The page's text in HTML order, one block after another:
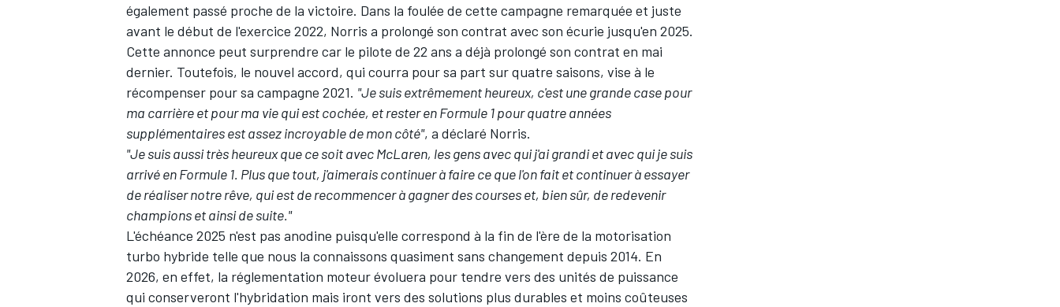
WEC
également passé proche de la victoire. Dans la foulée de cette campagne remarquée et juste
avant le début de l'exercice 2022, Norris a prolongé son contrat avec son écurie jusqu'en 2025.
Cette annonce peut surprendre car le pilote de 22 ans a déjà prolongé son contrat en mai
dernier. Toutefois, le nouvel accord, qui courra pour sa part sur quatre saisons, vise à le
récompenser pour sa campagne 2021. "Je suis extrêmement heureux, c'est une grande case pour
ma carrière et pour ma vie qui est cochée, et rester en Formule 1 pour quatre années
supplémentaires est assez incroyable de mon côté", a déclaré Norris.
"Je suis aussi très heureux que ce soit avec McLaren, les gens avec qui j'ai grandi et avec qui je suis
arrivé en Formule 1. Plus que tout, j'aimerais continuer à faire ce que l'on fait et continuer à essayer
de réaliser notre rêve, qui est de recommencer à gagner des courses et, bien sûr, de redevenir
champions et ainsi de suite."
L'échéance 2025 n'est pas anodine puisqu'elle correspond à la fin de l'ère de la motorisation
turbo hybride telle que nous la connaissons quasiment sans changement depuis 2014. En
2026, en effet, la réglementation moteur évoluera pour tendre vers des unités de puissance
qui conserveront l'hybridation mais iront vers des solutions plus durables et moins coûteuses